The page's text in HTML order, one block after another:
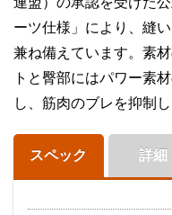
ーツ仕様」により、縫
兼ね備えています。素
トと臀部にはパワー素
し、筋肉のブレを抑制
スペック 詳細